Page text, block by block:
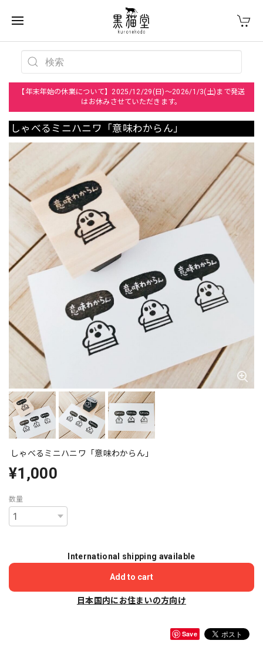
【年末年始の休業について】2025/12/29(日)～2026/1/3(土)まで発送
はお休みさせていただきます。
しゃべるミニハニワ「意味わからん」
しゃべるミニハニワ「意味わからん」
¥1,000
数量
International shipping available
Add to cart
日本国内にお住まいの方向け
Save